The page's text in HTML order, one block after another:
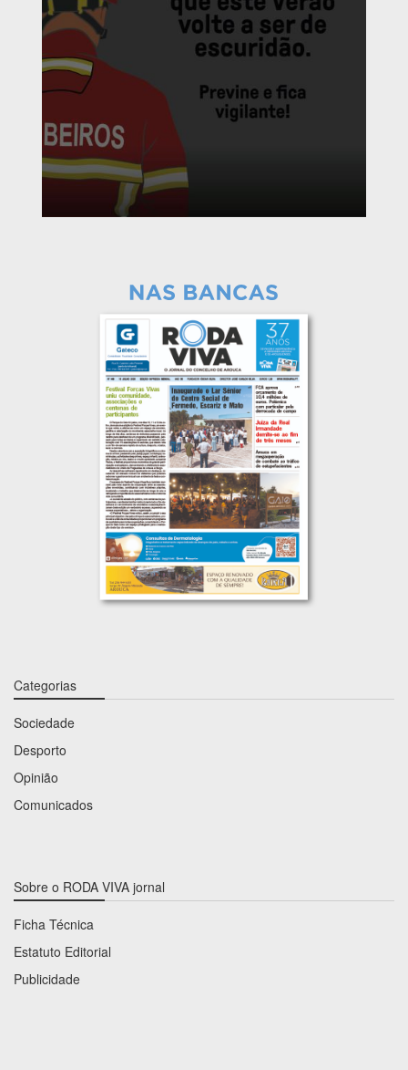
Categorias
Sociedade
Desporto
Opinião
Comunicados
Sobre o RODA VIVA jornal
Ficha Técnica
Estatuto Editorial
Publicidade